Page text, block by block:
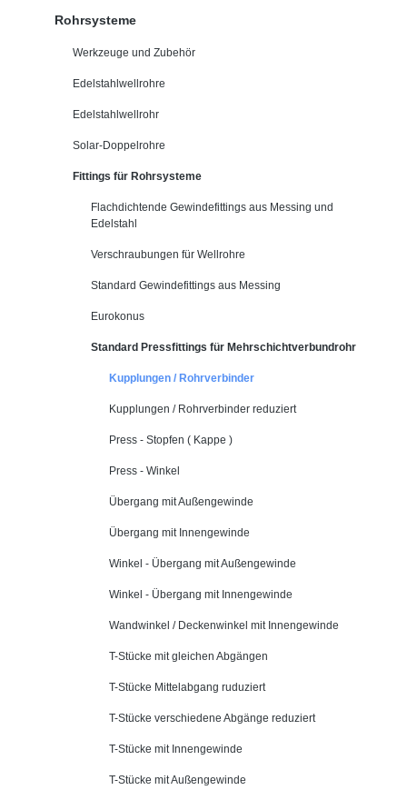
Rohrsysteme
Werkzeuge und Zubehör
Edelstahlwellrohre
Edelstahlwellrohr
Solar-Doppelrohre
Fittings für Rohrsysteme
Flachdichtende Gewindefittings aus Messing und
Edelstahl
Verschraubungen für Wellrohre
Standard Gewindefittings aus Messing
Eurokonus
Standard Pressfittings für Mehrschichtverbundrohr
Kupplungen / Rohrverbinder
Kupplungen / Rohrverbinder reduziert
Press - Stopfen ( Kappe )
Press - Winkel
Übergang mit Außengewinde
Übergang mit Innengewinde
Winkel - Übergang mit Außengewinde
Winkel - Übergang mit Innengewinde
Wandwinkel / Deckenwinkel mit Innengewinde
T-Stücke mit gleichen Abgängen
T-Stücke Mittelabgang ruduziert
T-Stücke verschiedene Abgänge reduziert
T-Stücke mit Innengewinde
T-Stücke mit Außengewinde